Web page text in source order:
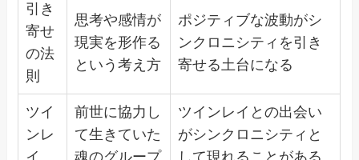
引き
寄せ
の法
則
思考や感情が
現実を形作る
という考え方
ポジティブな波動がシ
ンクロニシティを引き
寄せる土台になる
ツイ
ンレ
前世に協力し
て生きていた
ツインレイとの出会い
がシンクロニシティと